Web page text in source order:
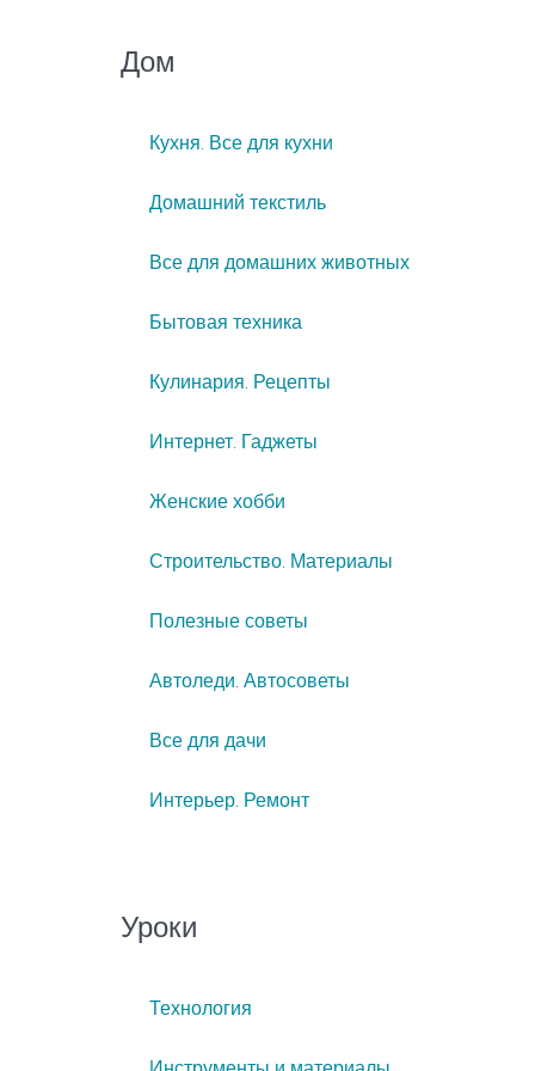
Дом
Кухня. Все для кухни
Домашний текстиль
Все для домашних животных
Бытовая техника
Кулинария. Рецепты
Интернет. Гаджеты
Женские хобби
Строительство. Материалы
Полезные советы
Автоледи. Автосоветы
Все для дачи
Интерьер. Ремонт
Уроки
Технология